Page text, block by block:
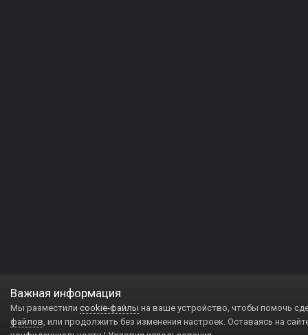
Важная информация
Мы разместили cookie-файлы на ваше устройство, чтобы помочь
файлов, или продолжить без изменения настроек. Оставаясь на